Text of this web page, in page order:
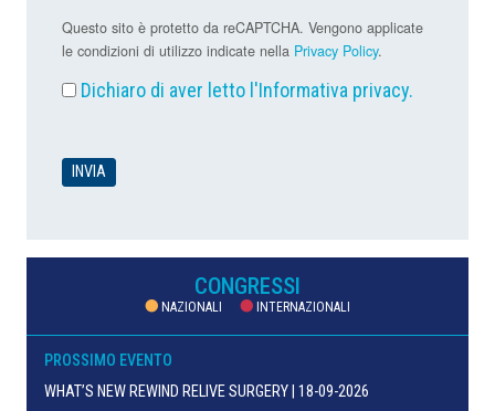
Questo sito è protetto da reCAPTCHA. Vengono applicate
le condizioni di utilizzo indicate nella Privacy Policy.
Dichiaro di aver letto l'Informativa privacy.
CONGRESSI
NAZIONALI INTERNAZIONALI
PROSSIMO EVENTO
WHAT’S NEW REWIND RELIVE SURGERY | 18-09-2026